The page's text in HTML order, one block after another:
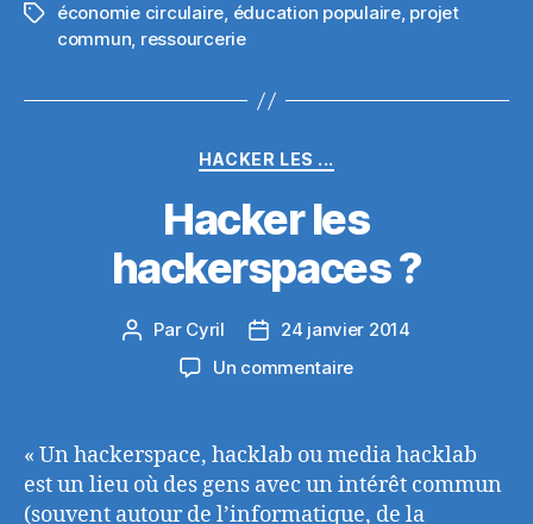
Étiquettes
économie circulaire, éducation populaire, projet
commun, ressourcerie
Catégories
HACKER LES ...
Hacker les
hackerspaces ?
Auteur
l’article
Par Cyril
Date24 janvier 2014
Un commentairesur
hackerspaces
« Un hackerspace, hacklab ou media hacklab
est un lieu où des gens avec un intérêt commun
(souvent autour de l’informatique, de la